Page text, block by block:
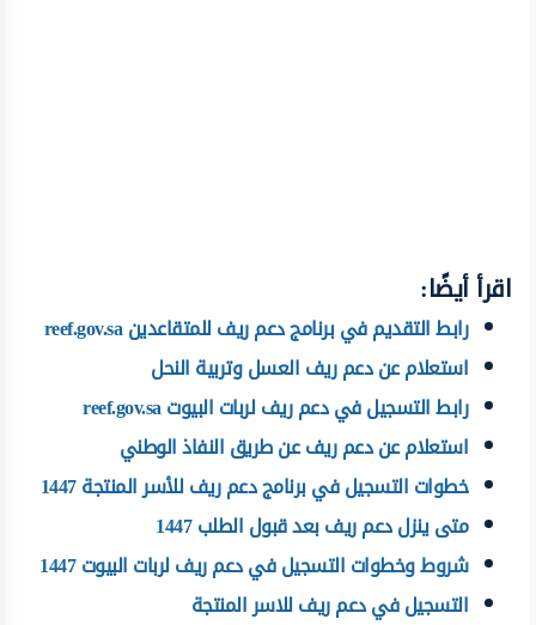
اقرأ أيضًا:
رابط التقديم في برنامج دعم ريف للمتقاعدين reef.gov.sa
استعلام عن دعم ريف العسل وتربية النحل
رابط التسجيل في دعم ريف لربات البيوت reef.gov.sa
استعلام عن دعم ريف عن طريق النفاذ الوطني
خطوات التسجيل في برنامج دعم ريف للأسر المنتجة 1447
متى ينزل دعم ريف بعد قبول الطلب 1447
شروط وخطوات التسجيل في دعم ريف لربات البيوت 1447
التسجيل في دعم ريف للاسر المنتجة